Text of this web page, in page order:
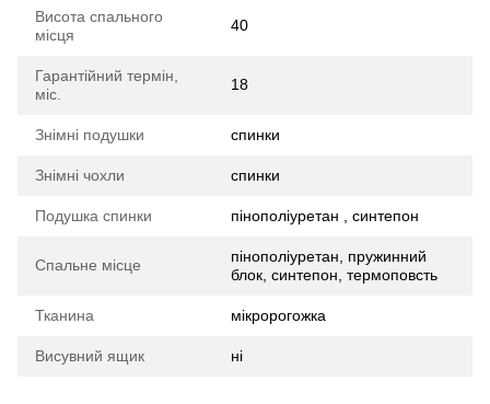
Висота спального
місця
40
Гарантійний термін,
міс.
18
Знімні подушки спинки
Знімні чохли спинки
Подушка спинки пінополіуретан , синтепон
Спальне місце
пінополіуретан, пружинний
блок, синтепон, термоповсть
Тканина мікророгожка
Висувний ящик ні